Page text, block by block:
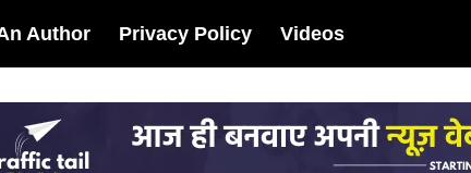
Author Privacy Policy Videos